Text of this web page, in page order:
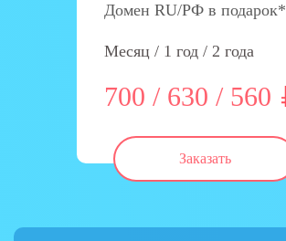
Домен RU/РФ в подарок*
Месяц / 1 год / 2 года
700 / 630 / 560
Заказать